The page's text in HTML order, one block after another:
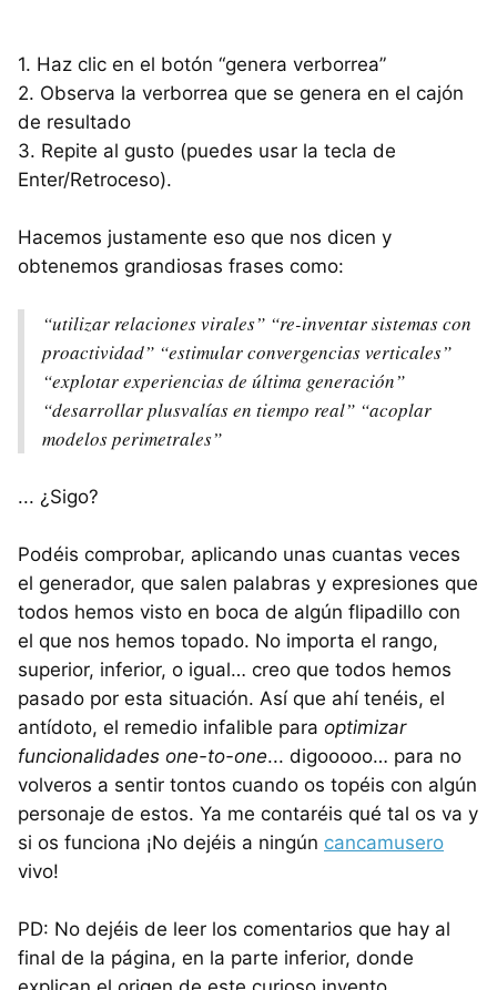
1. Haz clic en el botón “genera verborrea”
2. Observa la verborrea que se genera en el cajón
de resultado
3. Repite al gusto (puedes usar la tecla de
Enter/Retroceso).
Hacemos justamente eso que nos dicen y
obtenemos grandiosas frases como:
“utilizar relaciones virales” “re-inventar sistemas con
proactividad” “estimular convergencias verticales”
“explotar experiencias de última generación”
“desarrollar plusvalías en tiempo real” “acoplar
modelos perimetrales”
... ¿Sigo?
Podéis comprobar, aplicando unas cuantas veces
el generador, que salen palabras y expresiones que
todos hemos visto en boca de algún flipadillo con
el que nos hemos topado. No importa el rango,
superior, inferior, o igual… creo que todos hemos
pasado por esta situación. Así que ahí tenéis, el
antídoto, el remedio infalible para optimizar
funcionalidades one-to-one... digooooo… para no
volveros a sentir tontos cuando os topéis con algún
personaje de estos. Ya me contaréis qué tal os va y
si os funciona ¡No dejéis a ningún cancamusero
vivo!
PD: No dejéis de leer los comentarios que hay al
final de la página, en la parte inferior, donde